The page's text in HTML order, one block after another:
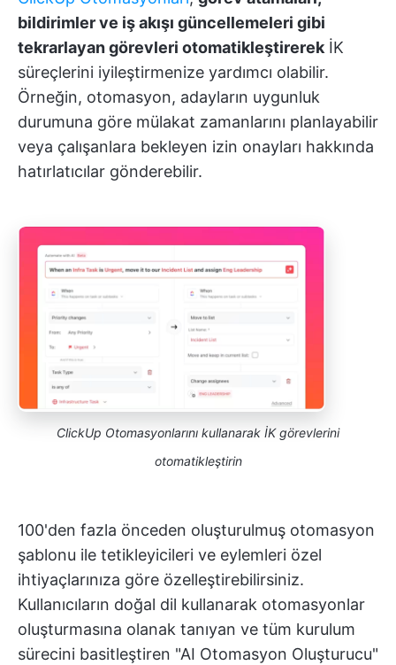
bildirimler ve iş akışı güncellemeleri gibi
tekrarlayan görevleri otomatikleştirerek İK
süreçlerini iyileştirmenize yardımcı olabilir.
Örneğin, otomasyon, adayların uygunluk
durumuna göre mülakat zamanlarını planlayabilir
veya çalışanlara bekleyen izin onayları hakkında
hatırlatıcılar gönderebilir.
ClickUp Otomasyonlarını kullanarak İK görevlerini
otomatikleştirin
100'den fazla önceden oluşturulmuş otomasyon
şablonu ile tetikleyicileri ve eylemleri özel
ihtiyaçlarınıza göre özelleştirebilirsiniz.
Kullanıcıların doğal dil kullanarak otomasyonlar
oluşturmasına olanak tanıyan ve tüm kurulum
sürecini basitleştiren "AI Otomasyon Oluşturucu"